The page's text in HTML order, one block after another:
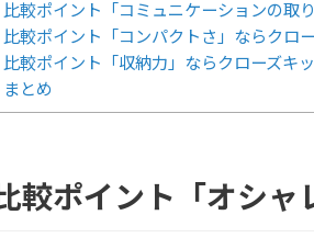
比較ポイント「コミュニケーションの取
比較ポイント「コンパクトさ」ならクロ
比較ポイント「収納力」ならクローズキ
まとめ
較ポイント「オシャ